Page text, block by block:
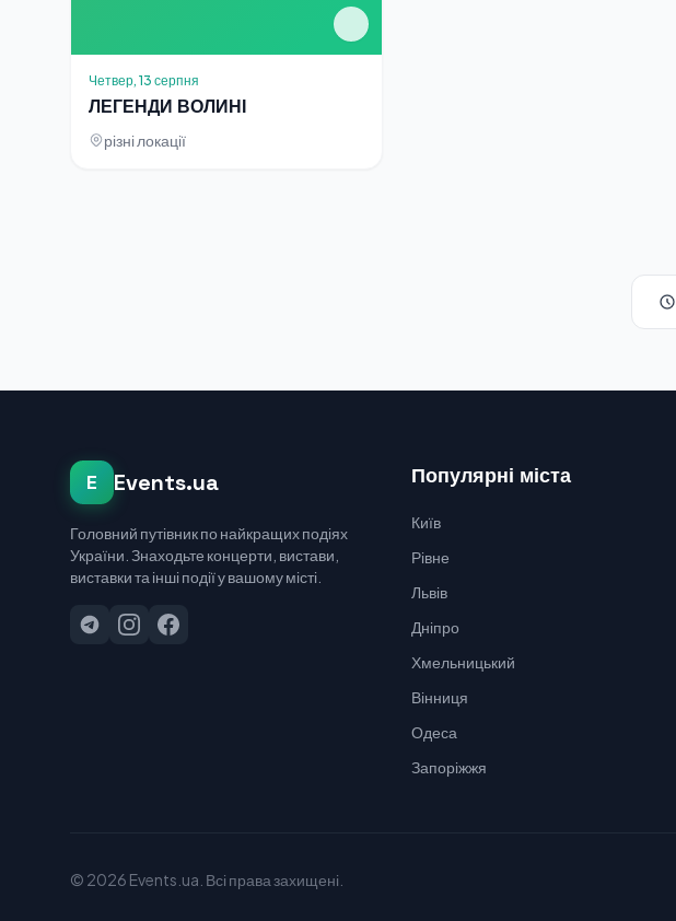
Четвер, 13 серпня
ЛЕГЕНДИ ВОЛИНІ
різні локації
E Events.ua
Головний путівник по найкращих подіях
України. Знаходьте концерти, вистави,
виставки та інші події у вашому місті.
Популярні міста
Київ
Рівне
Львів
Дніпро
Хмельницький
Вінниця
Одеса
Запоріжжя
© 2026 Events.ua. Всі права захищені.